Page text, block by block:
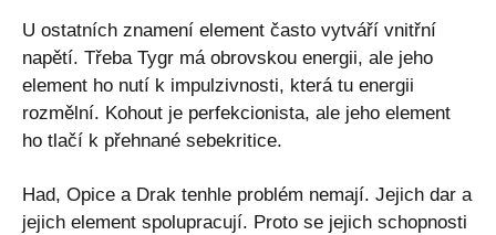
U ostatních znamení element často vytváří vnitřní
napětí. Třeba Tygr má obrovskou energii, ale jeho
element ho nutí k impulzivnosti, která tu energii
rozmělní. Kohout je perfekcionista, ale jeho element
ho tlačí k přehnané sebekritice.
Had, Opice a Drak tenhle problém nemají. Jejich dar a
jejich element spolupracují. Proto se jejich schopnosti